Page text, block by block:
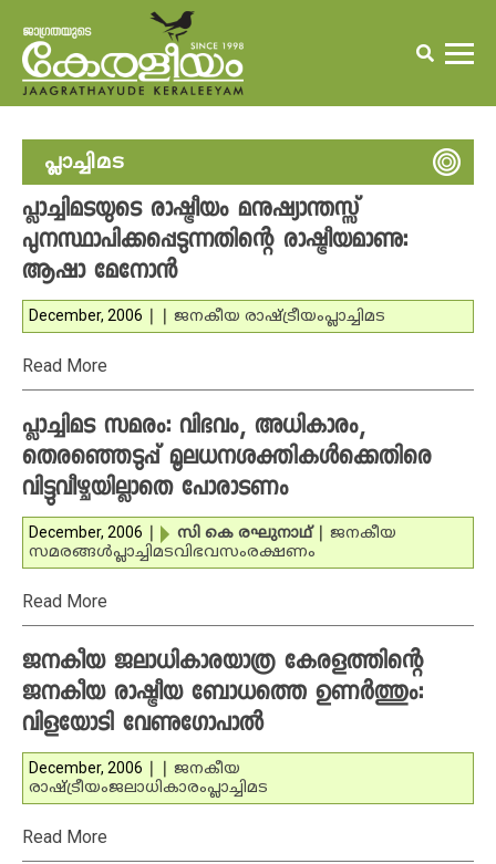
പ്ലാച്ചിമട
പ്ലാച്ചിമടയുടെ രാഷ്ട്രീയം മനുഷ്യാന്തസ്സ്
പുനസ്ഥാപിക്കപ്പെടുന്നതിന്റെ രാഷ്ട്രീയമാണു:
ആഷാ മേനോന്‍
December, 2006 ജനകീയ രാഷ്ട്രീയംപ്ലാച്ചിമട
Read More
പ്ലാച്ചിമട സമരം: വിഭവം, അധികാരം,
തെരഞ്ഞെടുപ്പ് മൂലധനശക്തികള്‍ക്കെതിരെ
വിട്ടുവീഴ്ചയില്ലാതെ പോരാടണം
December, 2006 സി കെ രഘുനാഥ്
ജനകീയ
സമരങ്ങള്‍പ്ലാച്ചിമടവിഭവസംരക്ഷണം
Read More
ജനകീയ ജലാധികാരയാത്ര കേരളത്തിന്റെ
ജനകീയ രാഷ്ട്രീയ ബോധത്തെ ഉണര്‍ത്തും:
വിളയോടി വേണുഗോപാല്‍
December, 2006
ജനകീയ
രാഷ്ട്രീയംജലാധികാരംപ്ലാച്ചിമട
Read More